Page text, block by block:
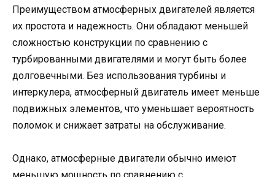
Преимуществом атмосферных двигателей является
их простота и надежность. Они обладают меньшей
сложностью конструкции по сравнению с
турбированными двигателями и могут быть более
долговечными. Без использования турбины и
интеркулера, атмосферный двигатель имеет меньше
подвижных элементов, что уменьшает вероятность
поломок и снижает затраты на обслуживание.
Однако, атмосферные двигатели обычно имеют